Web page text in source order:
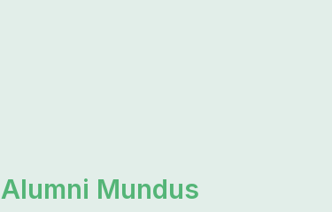
Alumni Mundus